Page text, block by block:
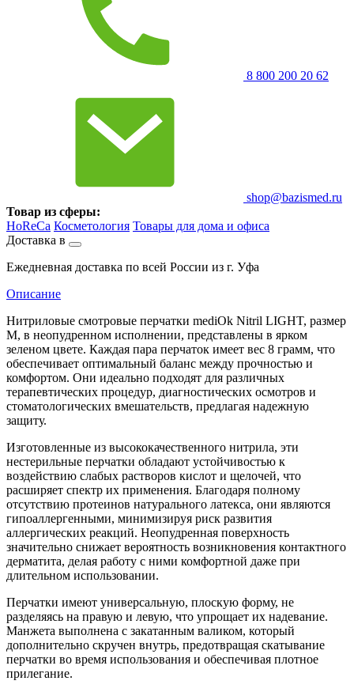
8 800 200 20 62
shop@bazismed.ru
Товар из сферы:
HoReCa Косметология Товары для дома и офиса
Доставка в
Ежедневная доставка по всей России из г. Уфа
Описание
Нитриловые смотровые перчатки mediOk Nitril LIGHT, размер
M, в неопудренном исполнении, представлены в ярком
зеленом цвете. Каждая пара перчаток имеет вес 8 грамм, что
обеспечивает оптимальный баланс между прочностью и
комфортом. Они идеально подходят для различных
терапевтических процедур, диагностических осмотров и
стоматологических вмешательств, предлагая надежную
защиту.
Изготовленные из высококачественного нитрила, эти
нестерильные перчатки обладают устойчивостью к
воздействию слабых растворов кислот и щелочей, что
расширяет спектр их применения. Благодаря полному
отсутствию протеинов натурального латекса, они являются
гипоаллергенными, минимизируя риск развития
аллергических реакций. Неопудренная поверхность
значительно снижает вероятность возникновения контактного
дерматита, делая работу с ними комфортной даже при
длительном использовании.
Перчатки имеют универсальную, плоскую форму, не
разделяясь на правую и левую, что упрощает их надевание.
Манжета выполнена с закатанным валиком, который
дополнительно скручен внутрь, предотвращая скатывание
перчатки во время использования и обеспечивая плотное
прилегание.